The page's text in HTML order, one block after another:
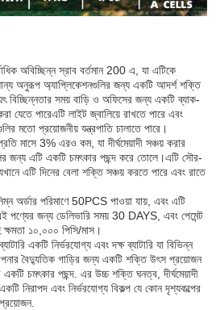
অবিচ্ছিন্ন স্রাব বর্তমান 200 এ, যা এটিকে
অনুরূপ অ্যাপ্লিকেশনগুলির জন্য একটি আদর্শ শক্তি
বিচ্ছিন্নতার সময় বাড়ি ও অফিসের জন্য একটি ব্যাক-
যেতে পারেএটি লাইট জ্বালিয়ে রাখতে পারে এবং
মতো প্রয়োজনীয় যন্ত্রপাতি চালাতে পারে।
মাসে 3% এরও কম, যা দীর্ঘমেয়াদী সঞ্চয় করার
জন্য এটি একটি চমৎকার পছন্দ করে তোলে।এটি সৌর-
এটি দিনের বেলা শক্তি সঞ্চয় করতে পারে এবং রাতে
অর্ডার পরিমাণে 50PCS পাওয়া যায়, এবং এটি
পণ্যের জন্য ডেলিভারি সময় 30 DAYS, এবং পেমেন্ট
১০,০০০ পিসি/মাস।
একটি নির্ভরযোগ্য এবং দক্ষ ব্যাটারি যা বিভিন্ন
বৈদ্যুতিক গাড়ির জন্য একটি শক্তি উৎস প্রয়োজন
একটি চমৎকার পছন্দ. এর উচ্চ শক্তি ঘনত্ব, দীর্ঘমেয়াদী
নিরাপদ এবং নির্ভরযোগ্য বিকল্প যে কোন দৃশ্যকল্পের